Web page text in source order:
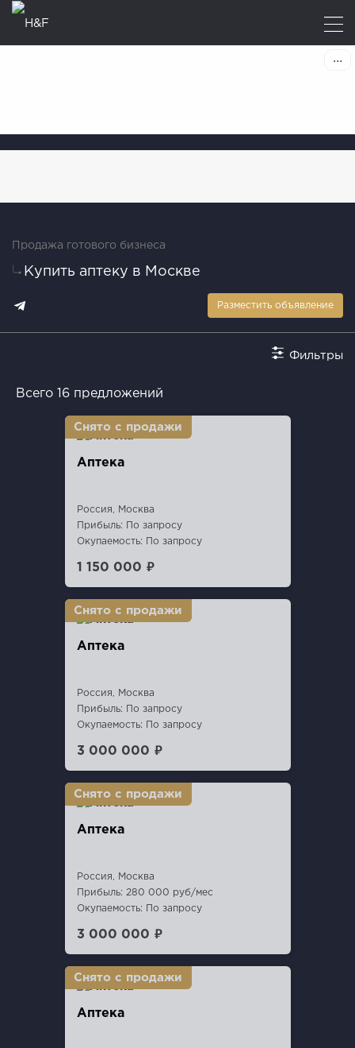
Продажа готового бизнеса
Купить аптеку в Москве
Разместить объявление
Фильтры
Всего 16 предложений
Аптека
Россия, Москва
Прибыль: По запросу
Окупаемость: По запросу
1 150 000 ₽
Аптека
Россия, Москва
Прибыль: По запросу
Окупаемость: По запросу
3 000 000 ₽
Аптека
Россия, Москва
Прибыль: 280 000 руб/мес
Окупаемость: По запросу
3 000 000 ₽
Аптека